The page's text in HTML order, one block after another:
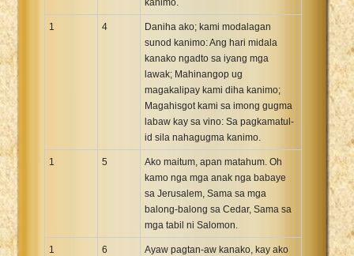
Ukrainian 1871 NT
Vietnamese 1934 Bible
1 4
Daniha ako; kami modalagan
sunod kanimo: Ang hari midala
kanako ngadto sa iyang mga
lawak; Mahinangop ug
magakalipay kami diha kanimo;
Magahisgot kami sa imong gugma
labaw kay sa vino: Sa pagkamatul-
id sila nahagugma kanimo.
1 5
Ako maitum, apan matahum. Oh
kamo nga mga anak nga babaye
sa Jerusalem, Sama sa mga
balong-balong sa Cedar, Sama sa
mga tabil ni Salomon.
1 6
Ayaw pagtan-aw kanako, kay ako